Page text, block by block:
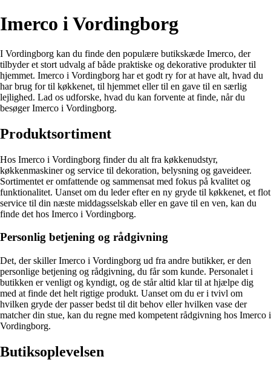
Imerco i Vordingborg
I Vordingborg kan du finde den populære butikskæde Imerco, der
tilbyder et stort udvalg af både praktiske og dekorative produkter til
hjemmet. Imerco i Vordingborg har et godt ry for at have alt, hvad du
har brug for til køkkenet, til hjemmet eller til en gave til en særlig
lejlighed. Lad os udforske, hvad du kan forvente at finde, når du
besøger Imerco i Vordingborg.
Produktsortiment
Hos Imerco i Vordingborg finder du alt fra køkkenudstyr,
køkkenmaskiner og service til dekoration, belysning og gaveideer.
Sortimentet er omfattende og sammensat med fokus på kvalitet og
funktionalitet. Uanset om du leder efter en ny gryde til køkkenet, et flot
service til din næste middagsselskab eller en gave til en ven, kan du
finde det hos Imerco i Vordingborg.
Personlig betjening og rådgivning
Det, der skiller Imerco i Vordingborg ud fra andre butikker, er den
personlige betjening og rådgivning, du får som kunde. Personalet i
butikken er venligt og kyndigt, og de står altid klar til at hjælpe dig
med at finde det helt rigtige produkt. Uanset om du er i tvivl om
hvilken gryde der passer bedst til dit behov eller hvilken vase der
matcher din stue, kan du regne med kompetent rådgivning hos Imerco i
Vordingborg.
Butiksoplevelsen